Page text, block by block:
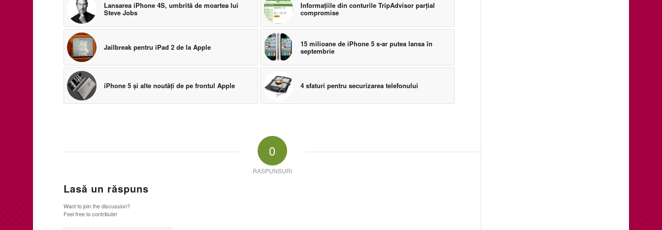
Lansarea iPhone 4S, umbrită de moartea lui
Steve Jobs
Informaţiile din conturile TripAdvisor parţial
compromise
Jailbreak pentru iPad 2 de la Apple 15 milioane de iPhone 5 s-ar putea lansa în
septembrie
iPhone 5 şi alte noutăţi de pe frontul Apple 4 sfaturi pentru securizarea telefonului
0
RASPUNSURI
Lasă un răspuns
Want to join the discussion?
Feel free to contribute!